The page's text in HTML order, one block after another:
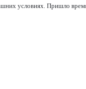
условиях. Пришло